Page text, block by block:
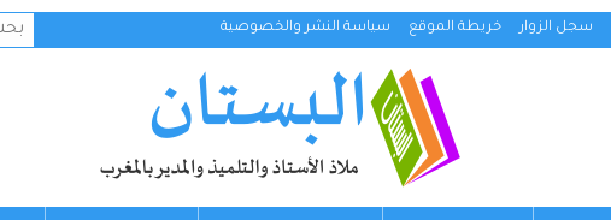
سجل الزوار خريطة الموقع سياسة النشر والخصوصية
عن: